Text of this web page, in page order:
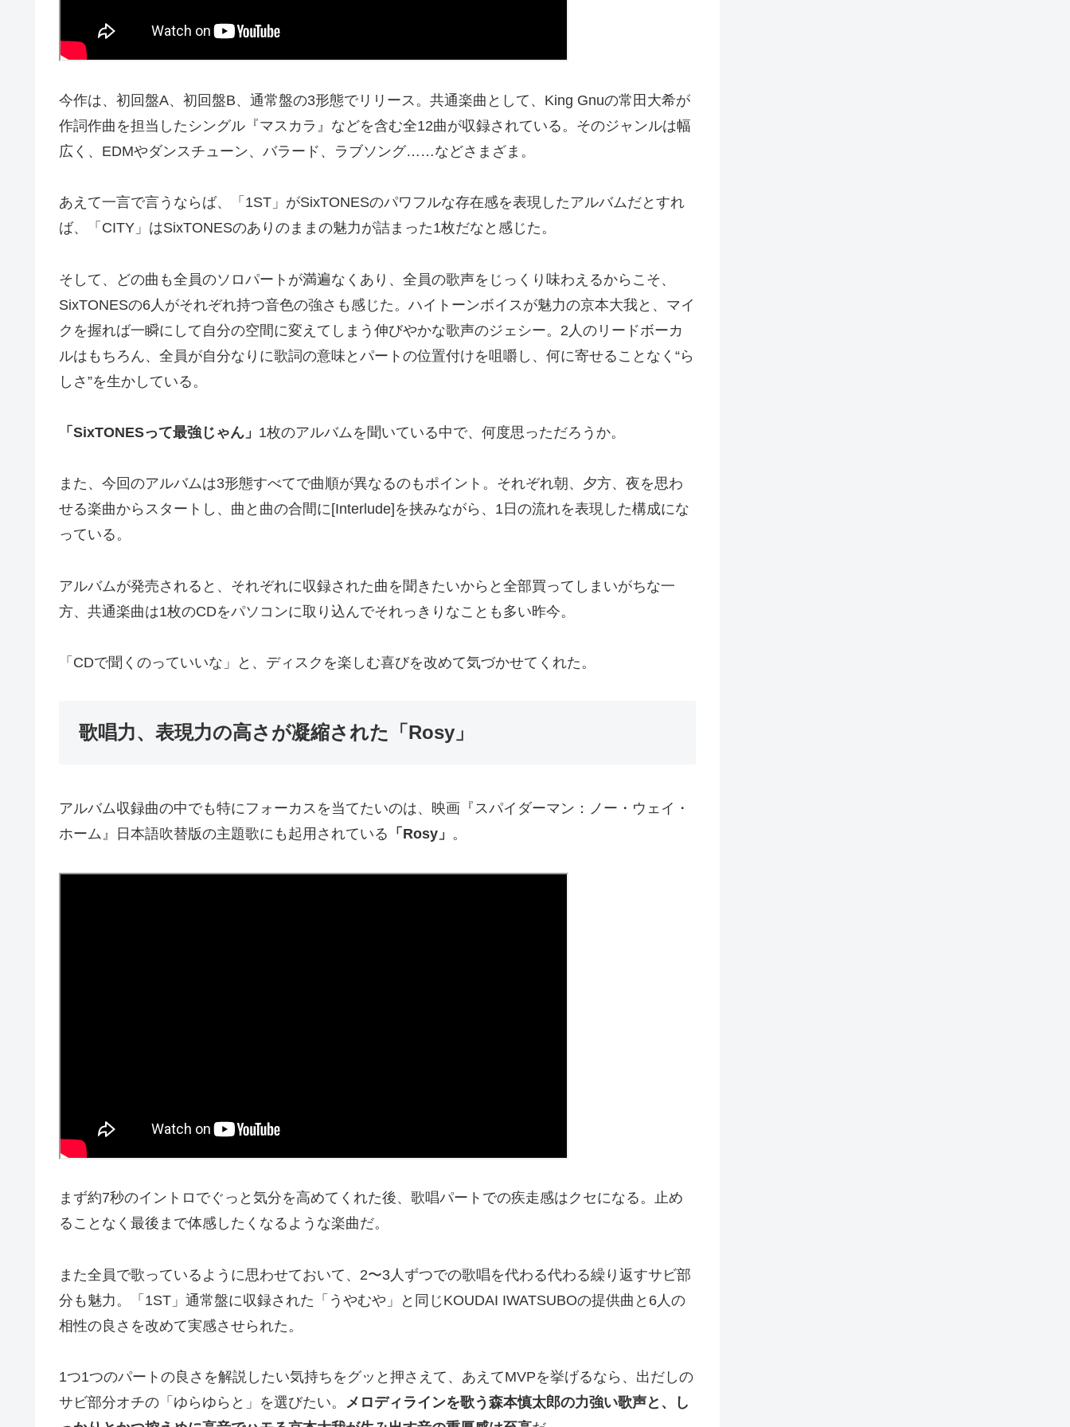
今作は、初回盤A、初回盤B、通常盤の3形態でリリース。共通楽曲として、King Gnuの常田大希が
作詞作曲を担当したシングル『マスカラ』などを含む全12曲が収録されている。そのジャンルは幅
広く、EDMやダンスチューン、バラード、ラブソング……などさまざま。
あえて一言で言うならば、「1ST」がSixTONESのパワフルな存在感を表現したアルバムだとすれ
ば、「CITY」はSixTONESのありのままの魅力が詰まった1枚だなと感じた。
そして、どの曲も全員のソロパートが満遍なくあり、全員の歌声をじっくり味わえるからこそ、
SixTONESの6人がそれぞれ持つ音色の強さも感じた。ハイトーンボイスが魅力の京本大我と、マイ
クを握れば一瞬にして自分の空間に変えてしまう伸びやかな歌声のジェシー。2人のリードボーカ
ルはもちろん、全員が自分なりに歌詞の意味とパートの位置付けを咀嚼し、何に寄せることなく“ら
しさ”を生かしている。
「SixTONESって最強じゃん」 1枚のアルバムを聞いている中で、何度思っただろうか。
また、今回のアルバムは3形態すべてで曲順が異なるのもポイント。それぞれ朝、夕方、夜を思わ
せる楽曲からスタートし、曲と曲の合間に[Interlude]を挟みながら、1日の流れを表現した構成にな
っている。
アルバムが発売されると、それぞれに収録された曲を聞きたいからと全部買ってしまいがちな一
方、共通楽曲は1枚のCDをパソコンに取り込んでそれっきりなことも多い昨今。
「CDで聞くのっていいな」と、ディスクを楽しむ喜びを改めて気づかせてくれた。
歌唱力、表現力の高さが凝縮された「Rosy」
アルバム収録曲の中でも特にフォーカスを当てたいのは、映画『スパイダーマン：ノー・ウェイ・
ホーム』日本語吹替版の主題歌にも起用されている 「Rosy」 。
まず約7秒のイントロでぐっと気分を高めてくれた後、歌唱パートでの疾走感はクセになる。止め
ることなく最後まで体感したくなるような楽曲だ。
また全員で歌っているように思わせておいて、2〜3人ずつでの歌唱を代わる代わる繰り返すサビ部
分も魅力。「1ST」通常盤に収録された「うやむや」と同じKOUDAI IWATSUBOの提供曲と6人の
相性の良さを改めて実感させられた。
1つ1つのパートの良さを解説したい気持ちをグッと押さえて、あえてMVPを挙げるなら、出だしの
サビ部分オチの「ゆらゆらと」を選びたい。
メロディラインを歌う森本慎太郎の力強い歌声と、し